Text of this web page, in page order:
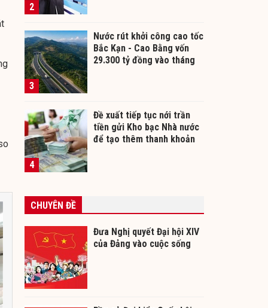
2
3
Nước rút khởi công cao tốc
Bắc Kạn - Cao Bằng vốn
29.300 tỷ đồng vào tháng
4
Đề xuất tiếp tục nới trần
tiền gửi Kho bạc Nhà nước
để tạo thêm thanh khoản
CHUYÊN ĐỀ
Đưa Nghị quyết Đại hội XIV
của Đảng vào cuộc sống